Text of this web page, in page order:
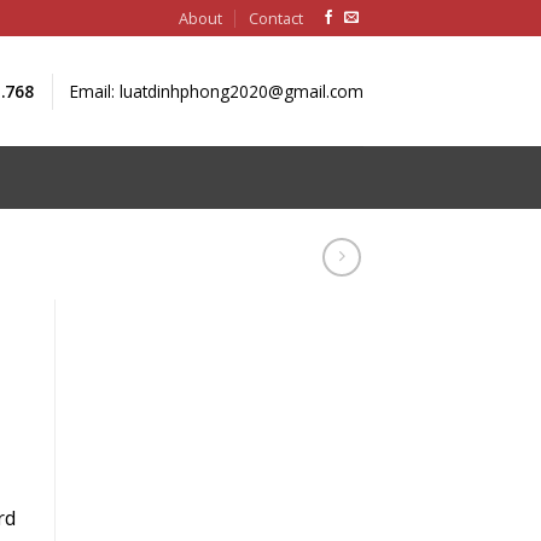
About Contact
Email: luatdinhphong2020@gmail.com